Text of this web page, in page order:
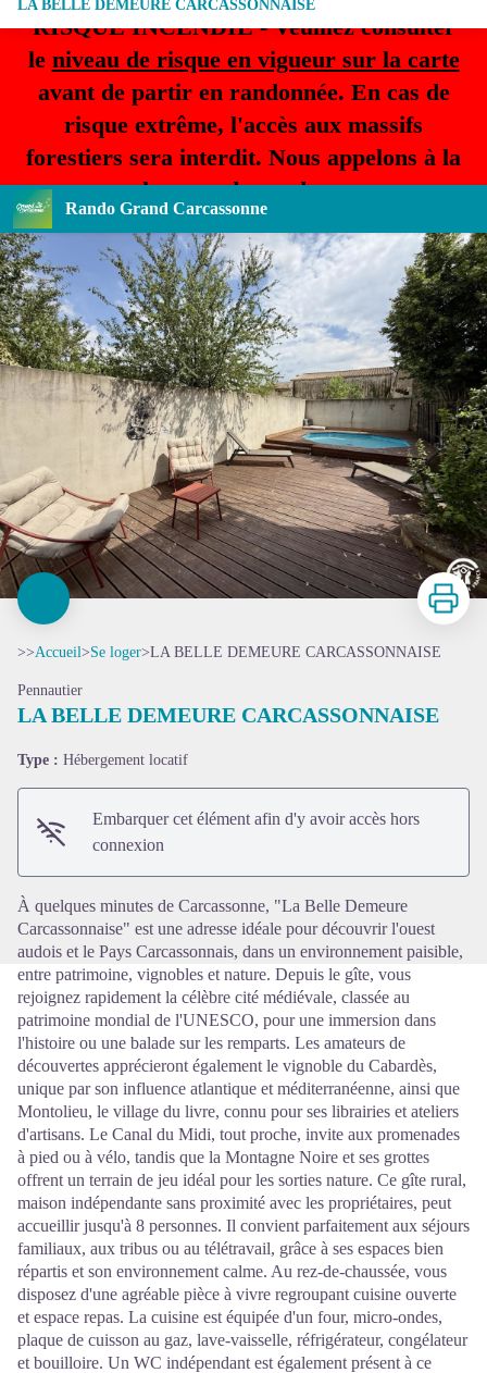
RISQUE INCENDIE - Veuillez consulter
le niveau de risque en vigueur sur la carte
avant de partir en randonnée. En cas de
risque extrême, l'accès aux massifs
forestiers sera interdit. Nous appelons à la
plus grande prudence.
Rando Grand Carcassonne
LA BELLE DEMEURE CARCASSONNAISE
Voir l'image en plein écran
Imprimer
>>Accueil>Se loger>LA BELLE DEMEURE CARCASSONNAISE
Pennautier
LA BELLE DEMEURE CARCASSONNAISE
Type : Hébergement locatif
Embarquer cet élément afin d'y avoir accès hors
connexion
À quelques minutes de Carcassonne, "La Belle Demeure
Carcassonnaise" est une adresse idéale pour découvrir l'ouest
audois et le Pays Carcassonnais, dans un environnement paisible,
entre patrimoine, vignobles et nature. Depuis le gîte, vous
rejoignez rapidement la célèbre cité médiévale, classée au
patrimoine mondial de l'UNESCO, pour une immersion dans
l'histoire ou une balade sur les remparts. Les amateurs de
découvertes apprécieront également le vignoble du Cabardès,
unique par son influence atlantique et méditerranéenne, ainsi que
Montolieu, le village du livre, connu pour ses librairies et ateliers
d'artisans. Le Canal du Midi, tout proche, invite aux promenades
à pied ou à vélo, tandis que la Montagne Noire et ses grottes
offrent un terrain de jeu idéal pour les sorties nature. Ce gîte rural,
maison indépendante sans proximité avec les propriétaires, peut
accueillir jusqu'à 8 personnes. Il convient parfaitement aux séjours
familiaux, aux tribus ou au télétravail, grâce à ses espaces bien
répartis et son environnement calme. Au rez-de-chaussée, vous
disposez d'une agréable pièce à vivre regroupant cuisine ouverte
et espace repas. La cuisine est équipée d'un four, micro-ondes,
plaque de cuisson au gaz, lave-vaisselle, réfrigérateur, congélateur
et bouilloire. Un WC indépendant est également présent à ce